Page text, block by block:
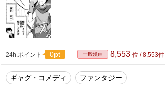
24h.ポイント 0pt 一般漫画 8,553 位 / 8,553件
ギャグ・コメディ ファンタジー